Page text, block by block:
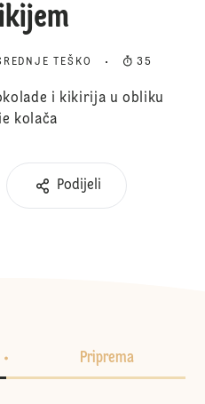
TEŠKO 35
i kikirija u obliku
kolača
Podijeli
Priprema